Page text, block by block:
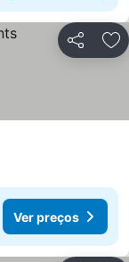
Partilhar
Ver preços